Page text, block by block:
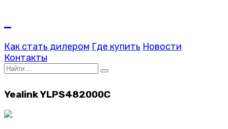
Как стать дилером Где купить Новости
Контакты
Yealink YLPS482000C